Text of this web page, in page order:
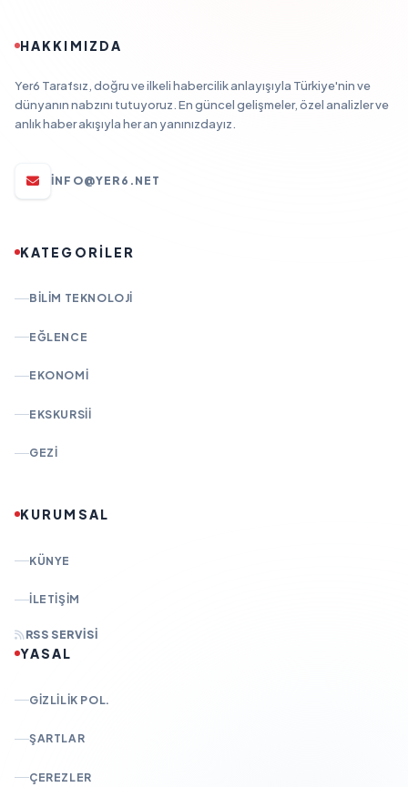
HAKKIMIZDA
Yer6 Tarafsız, doğru ve ilkeli habercilik anlayışıyla Türkiye'nin ve
dünyanın nabzını tutuyoruz. En güncel gelişmeler, özel analizler ve
anlık haber akışıyla her an yanınızdayız.
INFO@YER6.NET
KATEGORİLER
BILIM TEKNOLOJI
EĞLENCE
EKONOMI
EKSKURSII
GEZI
KURUMSAL
KÜNYE
İLETIŞIM
RSS SERVISI
YASAL
GIZLILIK POL.
ŞARTLAR
ÇEREZLER